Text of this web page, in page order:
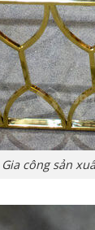
Gia công sản